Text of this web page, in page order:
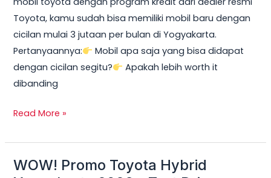
Toyota, kamu sudah bisa memiliki mobil baru dengan
cicilan mulai 3 jutaan per bulan di Yogyakarta.
Pertanyaannya:
Mobil apa saja yang bisa didapat
dengan cicilan segitu?
Apakah lebih worth it
dibanding
mobil
toyota
Mulai
3
Jutaan,
DP
&
Read More »
WOW! Promo Toyota Hybrid
WOW!